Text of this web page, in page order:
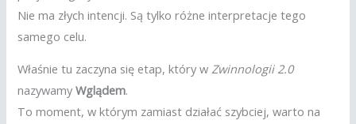
Nie ma złych intencji. Są tylko różne interpretacje tego
samego celu.
Właśnie tu zaczyna się etap, który wZwinnologii 2.0
nazywamyWglądem.
To moment, w którym zamiast działać szybciej, warto na